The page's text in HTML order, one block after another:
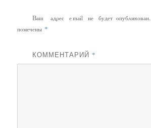
Ваш адрес email не будет опубликован.
помечены *
КОММЕНТАРИЙ *